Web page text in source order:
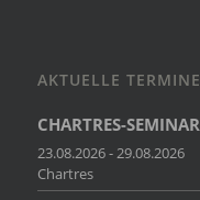
AKTUELLE TERMINE
CHARTRES-SEMINAR
23.08.2026 - 29.08.2026
Chartres